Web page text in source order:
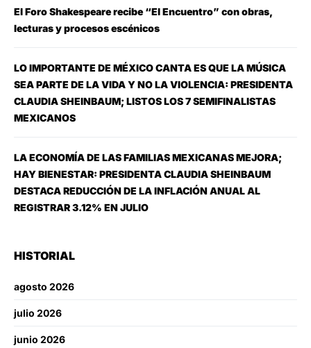
El Foro Shakespeare recibe “El Encuentro” con obras,
lecturas y procesos escénicos
LO IMPORTANTE DE MÉXICO CANTA ES QUE LA MÚSICA
SEA PARTE DE LA VIDA Y NO LA VIOLENCIA: PRESIDENTA
CLAUDIA SHEINBAUM; LISTOS LOS 7 SEMIFINALISTAS
MEXICANOS
LA ECONOMÍA DE LAS FAMILIAS MEXICANAS MEJORA;
HAY BIENESTAR: PRESIDENTA CLAUDIA SHEINBAUM
DESTACA REDUCCIÓN DE LA INFLACIÓN ANUAL AL
REGISTRAR 3.12% EN JULIO
HISTORIAL
agosto 2026
julio 2026
junio 2026